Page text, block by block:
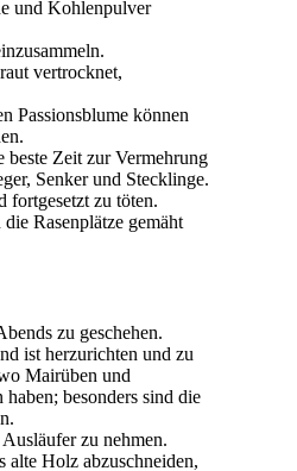
und Kohlenpulver
vertrocknet,
Passionsblume können
beste Zeit zur Vermehrung
Senker und Stecklinge.
fortgesetzt zu töten.
Rasenplätze gemäht
zu geschehen.
ist herzurichten und zu
Mairüben und
haben; besonders sind die
zu nehmen.
alte Holz abzuschneiden,